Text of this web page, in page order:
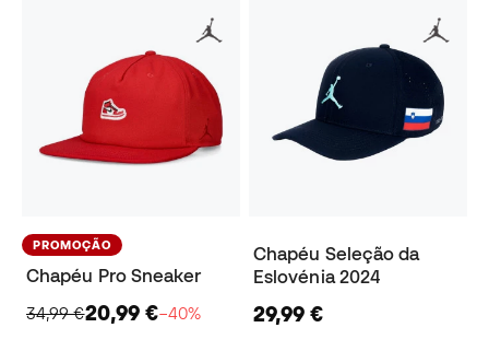
PROMOÇÃO
Chapéu Pro Sneaker
34,99 €20,99 €−40%
Chapéu Seleção da
Eslovénia 2024
29,99 €